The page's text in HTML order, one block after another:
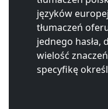
języków
tłumaczeń
jednego hasła,
wielość
specyfikę